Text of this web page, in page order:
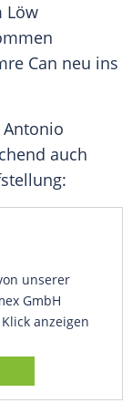
Löw
Can neu ins
Antonio
auch
unserer
GmbH
anzeigen